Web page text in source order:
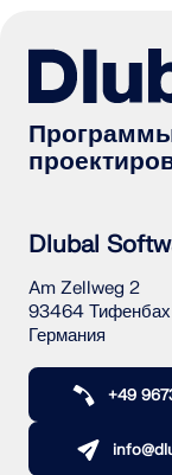
Dlubal
Am Zellweg 2
93464 Тифенбах
Германия
+49